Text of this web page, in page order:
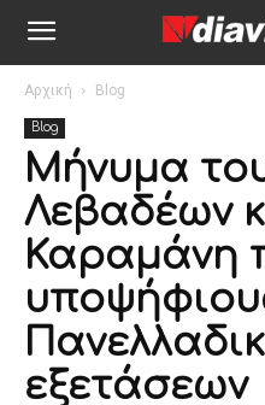
Αρχική Blog
Blog
Μήνυμα
Λεβαδέων
Καραμάνη
εξετάσεων